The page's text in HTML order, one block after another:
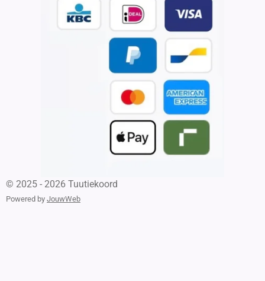
© 2025 - 2026 Tuutiekoord
Powered by JouwWeb